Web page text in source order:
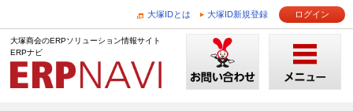
大塚IDとは 大塚ID新規登録 ログイン
大塚商会のERPソリューション情報サイト
ERPナビ